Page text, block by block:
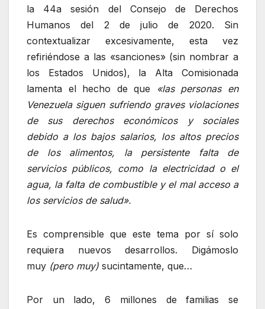
la 44a sesión del Consejo de Derechos
Humanos del 2 de julio de 2020. Sin
contextualizar excesivamente, esta vez
refiriéndose a las «sanciones» (sin nombrar a
los Estados Unidos), la Alta Comisionada
lamenta el hecho de que
«las personas en
Venezuela siguen sufriendo graves violaciones
de sus derechos económicos y sociales
debido a los bajos salarios, los altos precios
de los alimentos, la persistente falta de
servicios públicos, como la electricidad o el
agua, la falta de combustible y el mal acceso a
los servicios de salud».
Es comprensible que este tema por sí solo
requiera nuevos desarrollos. Digámoslo
muy (pero muy) sucintamente, que…
Por un lado, 6 millones de familias se